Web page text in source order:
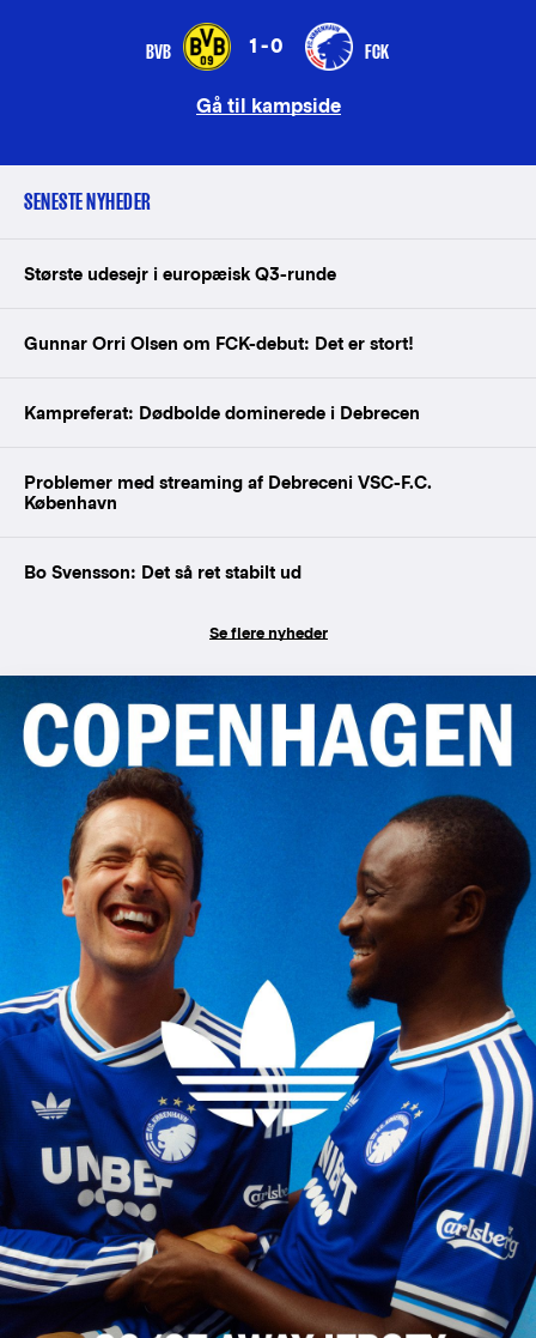
BVB 1-0 FCK
Gå til kampside
SENESTE NYHEDER
Største udesejr i europæisk Q3-runde
Gunnar Orri Olsen om FCK-debut: Det er stort!
Kampreferat: Dødbolde dominerede i Debrecen
Problemer med streaming af Debreceni VSC-F.C.
København
Bo Svensson: Det så ret stabilt ud
Se flere nyheder